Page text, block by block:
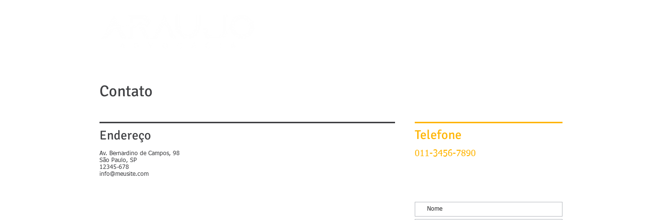
Contato
Endereço
Av. Bernardino de Campos, 98
São Paulo, SP
12345-678
info@meusite.com
Telefone
011-3456-7890